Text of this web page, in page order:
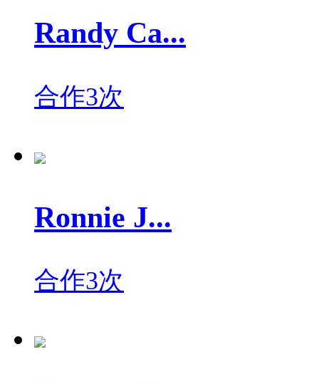
Randy Ca...
合作3次
Ronnie J...
合作3次